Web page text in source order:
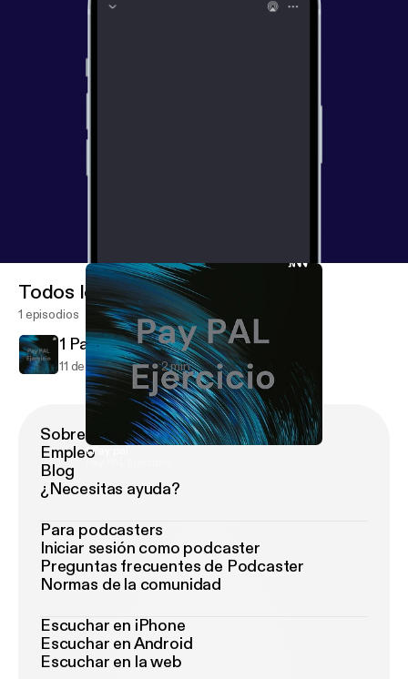
1 Pay pal
Todos los episodios
1 episodios
1 Pay pal
11 de jun de 2021 2 min
Sobre Podimo
Empleo
Blog
¿Necesitas ayuda?
Para podcasters
Iniciar sesión como podcaster
Preguntas frecuentes de Podcaster
Normas de la comunidad
Escuchar en iPhone
Escuchar en Android
Escuchar en la web